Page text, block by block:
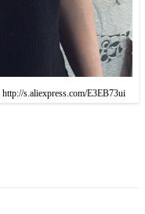
s.aliexpress.com/E3EB73ui